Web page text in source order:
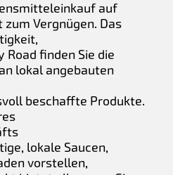
auf
Vergnügen. Das
Road finden Sie die
lokal angebauten
beschaffte Produkte.
lokale Saucen,
vorstellen,